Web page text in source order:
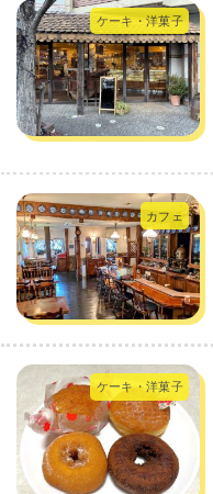
ケーキ・洋菓子
カフェ
ケーキ・洋菓子